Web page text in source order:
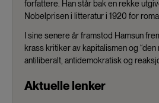
forfattere. Han står bak en rekke
Nobelprisen i litteratur i 1920 for
I sine senere år framstod Hamsun
krass kritiker av kapitalismen og
antiliberalt, antidemokratisk og
Aktuelle lenker